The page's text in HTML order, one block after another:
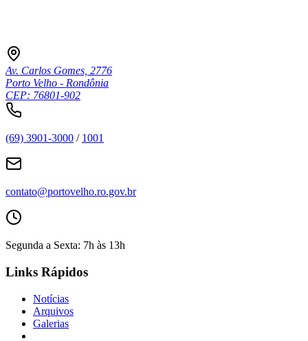
Av. Carlos Gomes, 2776
Porto Velho - Rondônia
CEP: 76801-902
(69) 3901-3000 / 1001
contato@portovelho.ro.gov.br
Segunda a Sexta: 7h às 13h
Links Rápidos
Notícias
Arquivos
Galerias